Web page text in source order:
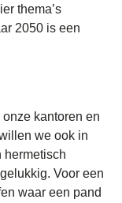
thema’s
2050 is een
kantoren en
we ook in
hermetisch
Voor een
waar een pand